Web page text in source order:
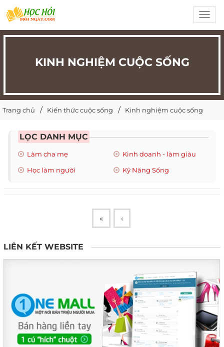
KINH NGHIỆM CUỘC SỐNG
Trang chủ Kiến thức cuộc sống Kinh nghiệm cuộc sống
LỌC DANH MỤC
Làm cha mẹ
Kinh doanh - làm giàu
Học làm người
Kỹ Năng Sống
« ‹
LIÊN KẾT WEBSITE